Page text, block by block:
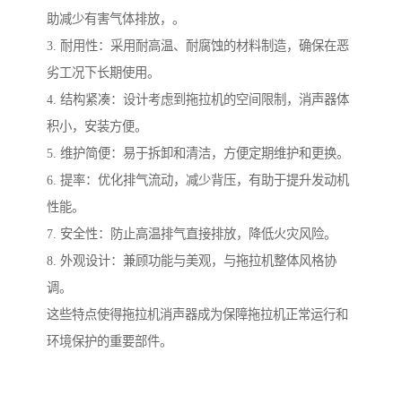
助减少有害气体排放，。
3. 耐用性：采用耐高温、耐腐蚀的材料制造，确保在恶
劣工况下长期使用。
4. 结构紧凑：设计考虑到拖拉机的空间限制，消声器体
积小，安装方便。
5. 维护简便：易于拆卸和清洁，方便定期维护和更换。
6. 提率：优化排气流动，减少背压，有助于提升发动机
性能。
7. 安全性：防止高温排气直接排放，降低火灾风险。
8. 外观设计：兼顾功能与美观，与拖拉机整体风格协
调。
这些特点使得拖拉机消声器成为保障拖拉机正常运行和
环境保护的重要部件。